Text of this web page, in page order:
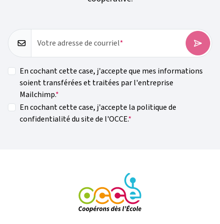
Votre adresse de courriel
En cochant cette case, j'accepte que mes informations
soient transférées et traitées par l'entreprise
Mailchimp.
En cochant cette case, j'accepte la politique de
confidentialité du site de l'OCCE.